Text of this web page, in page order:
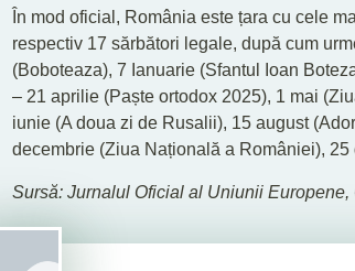
În mod oficial, România este țara cu cele
respectiv 17 sărbători legale, după cum
(Boboteaza), 7 Ianuarie (Sfantul Ioan
– 21 aprilie (Paște ortodox 2025), 1 mai
iunie (A doua zi de Rusalii), 15 august
decembrie (Ziua Națională a României),
Sursă: Jurnalul Oficial al Uniunii